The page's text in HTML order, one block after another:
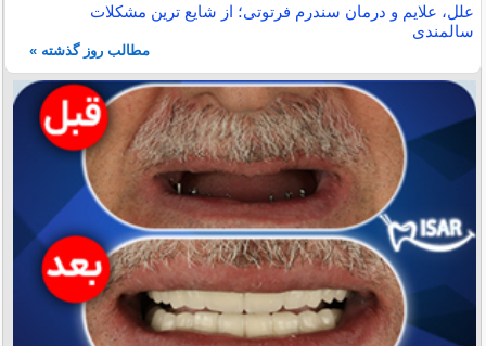
علل، علایم و درمان سندرم فرتوتی؛ از شایع ترین مشکلات
سالمندی
مطالب روز گذشته »